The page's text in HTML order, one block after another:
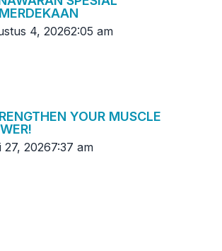
4, 20262:05 am
YOUR MUSCLE
27, 20267:37 am